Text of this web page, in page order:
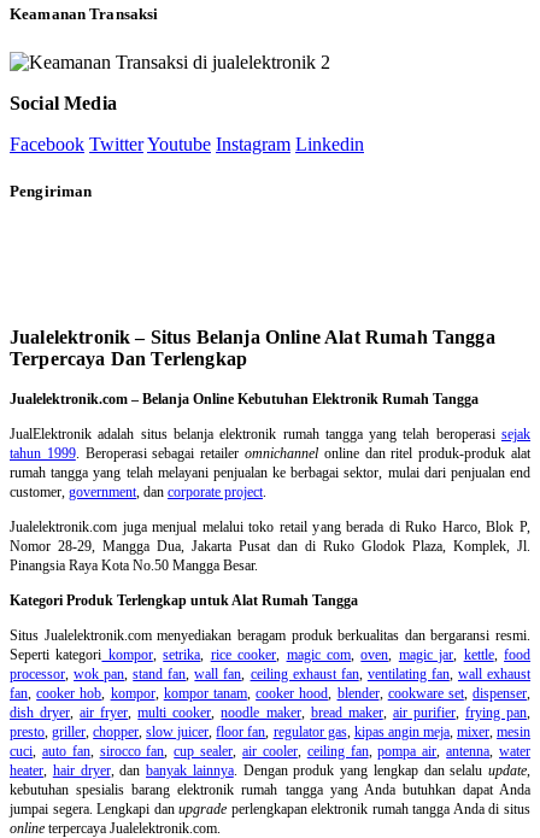
Keamanan Transaksi
Social Media
Facebook TwitterYoutube Instagram Linkedin
Pengiriman
Jualelektronik – Situs Belanja Online Alat Rumah Tangga
Terpercaya Dan Terlengkap
Jualelektronik.com – Belanja Online Kebutuhan Elektronik Rumah Tangga
JualElektronik adalah situs belanja elektronik rumah tanggayang telah beroperasisejak
tahun 1999. Beroperasi sebagai retaileromnichannel online dan ritel produk-produk alat
rumah tangga yang telah melayani penjualan ke berbagai sektor, mulai dari penjualan end
customer, government, dan corporate project.
Jualelektronik.com juga menjual melalui toko retail yang berada di Ruko Harco, Blok P,
Nomor 28-29, Mangga Dua, Jakarta Pusat dan di Ruko Glodok Plaza, Komplek, Jl.
Pinangsia Raya Kota No.50 Mangga Besar.
Kategori Produk Terlengkap untuk Alat Rumah Tangga
Situs Jualelektronik.com menyediakan beragam produk berkualitas dan bergaransi resmi.
Seperti kategori kompor,setrika, rice cooker, magic com,oven, magic jar, kettle,food
processor,wok pan,stand fan,wall fan, ceiling exhaust fan, ventilating fan, wall exhaust
fan,cooker hob, kompor, kompor tanam,cooker hood, blender, cookware set,dispenser,
dish dryer,air fryer,multi cooker,noodle maker, bread maker, air purifier, frying pan,
presto,griller,chopper,slow juicer,floor fan, regulator gas, kipas angin meja, mixer,mesin
cuci, auto fan, sirocco fan,cup sealer,air cooler, ceiling fan,pompa air,antenna,water
heater, hair dryer, dan banyak lainnya. Dengan produk yang lengkap dan selalu update,
kebutuhan spesialis barang elektronik rumah tangga yang Anda butuhkan dapat Anda
jumpai segera. Lengkapi danupgrade perlengkapan elektronik rumah tangga Anda di situs
online terpercaya Jualelektronik.com.